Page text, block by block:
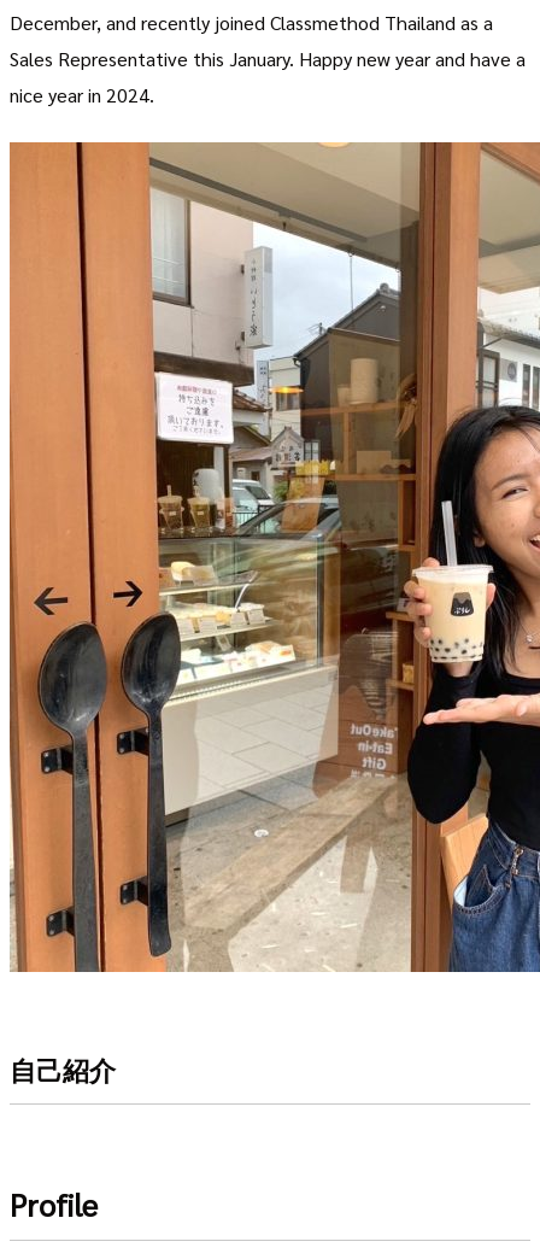
December, and recently joined Classmethod Thailand as a
Sales Representative this January. Happy new year and have a
nice year in 2024.
自己紹介
Profile